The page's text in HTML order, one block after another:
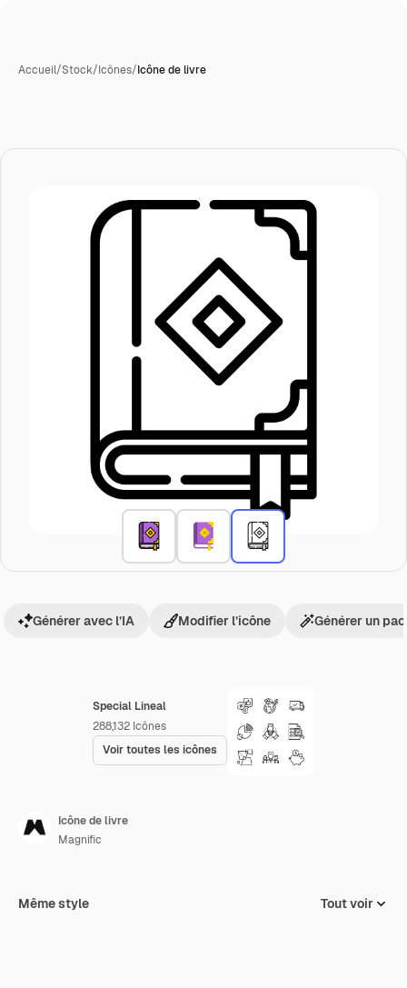
Accueil/Stock/Icônes/Icône de livre
Special Lineal
288,132 Icônes
Voir toutes les icônes
Générer avec l’IA Modifier l’icône Générer un
Icône de livre
Magnific
Même style Tout voir